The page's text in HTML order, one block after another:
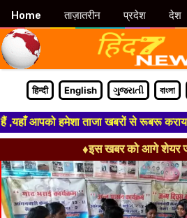
हिन्दी English ગુજરાતી বাংলা
हमेशा ताजा खबरों से रूबरू कराया
♦इस खबर को आगे शेयर
Home ताज़ातरीन प्रदेश देश